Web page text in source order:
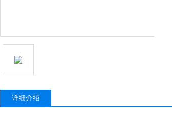
详细介绍